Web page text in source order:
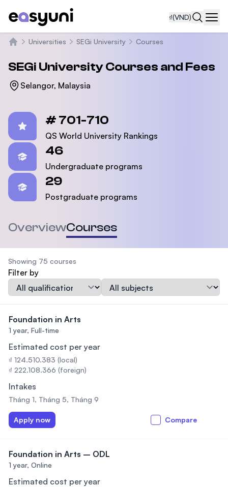
₫(VND)
Universities SEGi University Courses
SEGi UniversityCourses and Fees
Selangor, Malaysia
# 701-710
QS World University Rankings
46
Undergraduate programs
29
Postgraduate programs
OverviewCourses
Showing 75 courses
Filter by
Qualification
Subject
Foundation in Arts
1 year, Full-time
Estimated cost per year
₫ 124.510.383 (local)
₫ 222.108.366 (foreign)
Intakes
Tháng 1, Tháng 5, Tháng 9
Apply now Compare
Foundation in Arts – ODL
1 year, Online
Estimated cost per year